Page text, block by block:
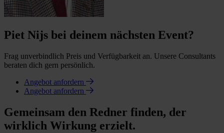
Piet Nijs bei deinem nächsten Event?
Frag unverbindlich Preis und Verfügbarkeit an. Unsere Consultants
beraten dich gern persönlich.
Angebot anfordern
Angebot anfordern
Gemeinsam den Redner finden, der
wirklich Wirkung erzielt.